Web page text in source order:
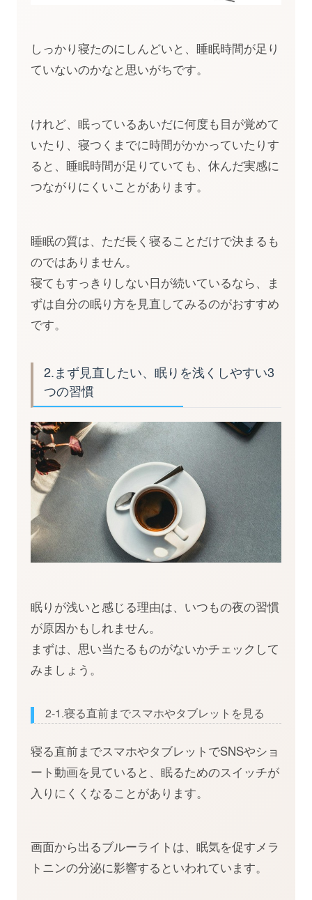
しっかり寝たのにしんどいと、睡眠時間が足り
ていないのかなと思いがちです。
けれど、眠っているあいだに何度も目が覚めて
いたり、寝つくまでに時間がかかっていたりす
ると、睡眠時間が足りていても、休んだ実感に
つながりにくいことがあります。
睡眠の質は、ただ長く寝ることだけで決まるも
のではありません。
寝てもすっきりしない日が続いているなら、ま
ずは自分の眠り方を見直してみるのがおすすめ
です。
2.まず見直したい、眠りを浅くしやすい3
つの習慣
眠りが浅いと感じる理由は、いつもの夜の習慣
が原因かもしれません。
まずは、思い当たるものがないかチェックして
みましょう。
2-1.寝る直前までスマホやタブレットを見る
寝る直前までスマホやタブレットでSNSやショ
ート動画を見ていると、眠るためのスイッチが
入りにくくなることがあります。
画面から出るブルーライトは、眠気を促すメラ
トニンの分泌に影響するといわれています。